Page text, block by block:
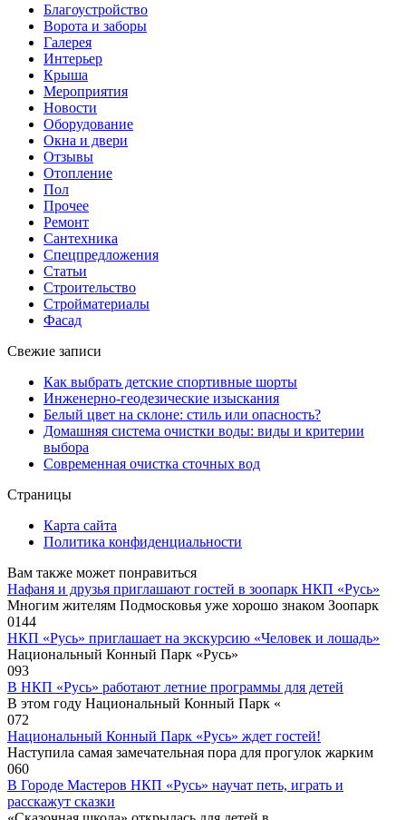
Благоустройство
Ворота и заборы
Галерея
Интерьер
Крыша
Мероприятия
Новости
Оборудование
Окна и двери
Отзывы
Отопление
Пол
Прочее
Ремонт
Сантехника
Спецпредложения
Статьи
Строительство
Стройматериалы
Фасад
Свежие записи
Как выбрать детские спортивные шорты
Инженерно-геодезические изыскания
Белый цвет на склоне: стиль или опасность?
Домашняя система очистки воды: виды и критерии
выбора
Современная очистка сточных вод
Страницы
Карта сайта
Политика конфиденциальности
Вам также может понравиться
Нафаня и друзья приглашают гостей в зоопарк НКП «Русь»
Многим жителям Подмосковья уже хорошо знаком Зоопарк
0144
НКП «Русь» приглашает на экскурсию «Человек и лошадь»
Национальный Конный Парк «Русь»
093
В НКП «Русь» работают летние программы для детей
В этом году Национальный Конный Парк «
072
Национальный Конный Парк «Русь» ждет гостей!
Наступила самая замечательная пора для прогулок жарким
060
В Городе Мастеров НКП «Русь» научат петь, играть и
расскажут сказки